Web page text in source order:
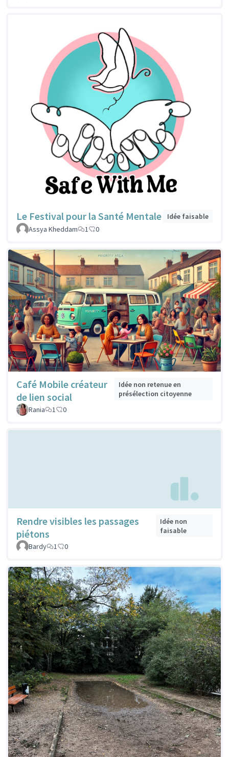
Le Festival pour la Santé Mentale
Idée faisable
Assya Kheddam
1 0
Café Mobile créateur
de lien social
Idée non retenue en
présélection citoyenne
Rania
1 0
Rendre visibles les passages
piétons
Idée non
faisable
Bardy
1 0